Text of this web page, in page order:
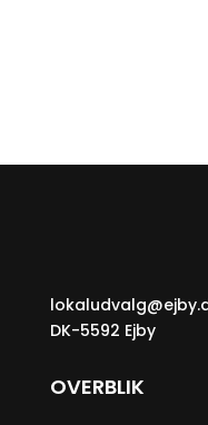
DK-5592 Ejby
OVERBLIK